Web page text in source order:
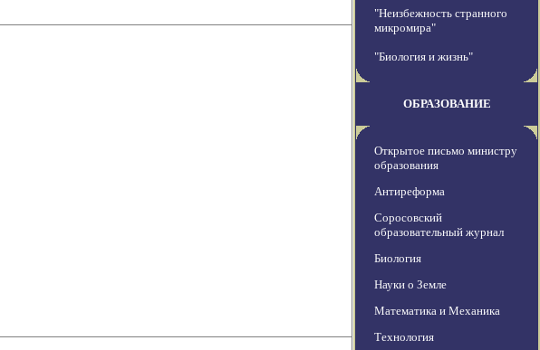
"Неизбежность странного
микромира"
"Биология и жизнь"
ОБРАЗОВАНИЕ
Открытое письмо министру
образования
Антиреформа
Соросовский
образовательный журнал
Биология
Науки о Земле
Математика и Механика
Технология